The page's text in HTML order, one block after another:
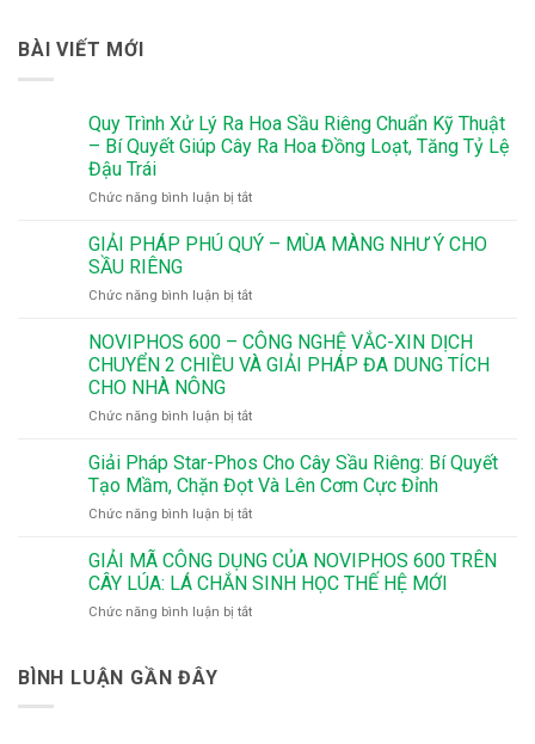
BÀI VIẾT MỚI
Quy Trình Xử Lý Ra Hoa Sầu Riêng Chuẩn Kỹ Thuật
– Bí Quyết Giúp Cây Ra Hoa Đồng Loạt, Tăng Tỷ Lệ
Đậu Trái
Chức năng bình luận bị tắtở
Trình
Ra
Sầu
Riêng
Thuật
Bí
Quyết
Cây
Hoa
Đồng
GIẢI PHÁP PHÚ QUÝ – MÙA MÀNG NHƯ Ý CHO
SẦU RIÊNG
Chức năng bình luận bị tắtở
PHÁP
PHÚ
QUÝ
MÙA
NHƯ
Ý
CHO
SẦU
NOVIPHOS 600 – CÔNG NGHỆ VẮC-XIN DỊCH
CHUYỂN 2 CHIỀU VÀ GIẢI PHÁP ĐA DUNG TÍCH
CHO NHÀ NÔNG
Chức năng bình luận bị tắtở
600
–
CÔNG
NGHỆ
XIN
DỊCH
2
Giải Pháp Star-Phos Cho Cây Sầu Riêng: Bí Quyết
Tạo Mầm, Chặn Đọt Và Lên Cơm Cực Đỉnh
Chức năng bình luận bị tắtở
Pháp
Star-
Phos
Cho
GIẢI MÃ CÔNG DỤNG CỦA NOVIPHOS 600 TRÊN
CÂY LÚA: LÁ CHẮN SINH HỌC THẾ HỆ MỚI
Chức năng bình luận bị tắtở
BÌNH LUẬN GẦN ĐÂY